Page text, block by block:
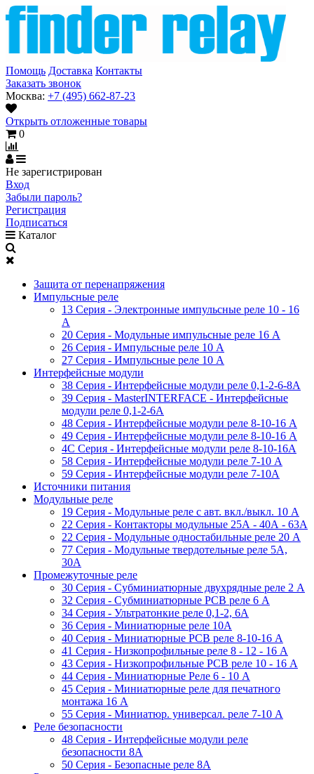
Помощь Доставка Контакты
Заказать звонок
Москва: +7 (495) 662-87-23
Открыть отложенные товары
0
Не зарегистрирован
Вход
Забыли пароль?
Регистрация
Подписаться
Каталог
Защита от перенапряжения
Импульсные реле
13 Серия - Электронные импульсные реле 10 - 16
A
20 Серия - Модульные импульсные реле 16 A
26 Серия - Импульсные реле 10 A
27 Серия - Импульсные реле 10 A
Интерфейсные модули
38 Cерия - Интерфейсные модули реле 0,1-2-6-8А
39 Cерия - MasterINTERFACE - Интерфейсные
модули реле 0,1-2-6А
48 Cерия - Интерфейсные модули реле 8-10-16 A
49 Серия - Интерфейсные модули реле 8-10-16 A
4C Серия - Интерфейсные модули реле 8-10-16А
58 Серия - Интерфейсные модули реле 7-10 A
59 Серия - Интерфейсные модули реле 7-10А
Источники питания
Модульные реле
19 Cерия - Модульные реле с авт. вкл./выкл. 10 A
22 Серия - Контакторы модульные 25А - 40А - 63А
22 Серия - Модульные одностабильные реле 20 A
77 Серия - Модульные твердотельные реле 5А,
30А
Промежуточные реле
30 Серия - Субминиатюрные двухрядные реле 2 A
32 Серия - Субминиатюрные PCB реле 6 A
34 Серия - Ультратонкие реле 0,1-2, 6A
36 Серия - Миниатюрные реле 10А
40 Серия - Миниатюрные PCB реле 8-10-16 A
41 Серия - Низкопрофильные реле 8 - 12 - 16 A
43 Серия - Низкопрофильные PCB реле 10 - 16 A
44 Серия - Миниатюрные Реле 6 - 10 A
45 Серия - Миниатюрные реле для печатного
монтажа 16 A
55 Cерия - Миниатюр. универсал. реле 7-10 A
Реле безопасности
48 Серия - Интерфейсные модули реле
безопасности 8А
50 Серия - Безопасные реле 8А